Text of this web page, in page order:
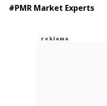
#PMR Market Experts